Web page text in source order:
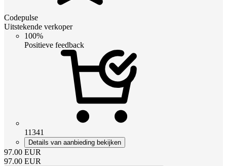
Codepulse
Uitstekende verkoper
100%
Positieve feedback
11341
Details van aanbieding bekijken
97.00 EUR
97.00 EUR